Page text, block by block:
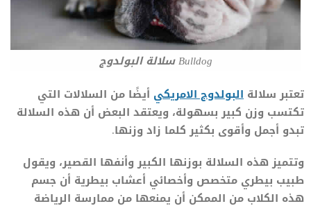
Bulldog سلالة البولدوج
تعتبر سلالة البولدوج الامريكي أيضًا من السلالات التي
تكتسب وزن كبير بسهولة، ويعتقد البعض أن هذه السلالة
تبدو أجمل وأقوى بكثير كلما زاد وزنها.
وتتميز هذه السلالة بوزنها الكبير وأنفها القصير، ويقول
طبيب بيطري متخصص وأخصائي أعشاب بيطرية أن جسم
هذه الكلاب من الممكن أن يمنعها من ممارسة الرياضة